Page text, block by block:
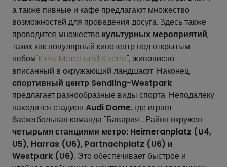
а также пивные и кафе предлагают множество
возможностей для проведения досуга. Здесь также
проводится множество культурных мероприятий,
таких как популярный кинотеатр под открытым
небом"Kino, Mond und Sterne", живописно
вписанный в окружающий ландшафт. Наконец,
спортивный центр Sendling-Westpark
предлагает разнообразные виды спорта. Неподалеку
находится стадион Audi Dome, где играет
баскетбольная команда "Бавария". Район окружен
четырьмя станциями метро: Heimeranplatz (U4,
U5), Harras (U6), Partnachplatz (U6) и
Westpark (U6). Это обеспечивает быстрое и